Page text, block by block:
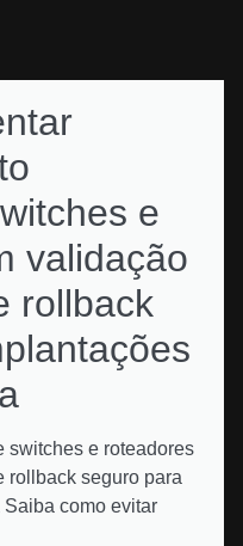
e
validação
rollback
switches e roteadores
rollback seguro para
como evitar